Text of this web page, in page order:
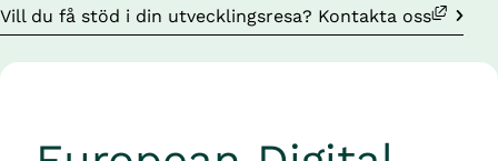
Vill du få stöd i din utvecklingsresa? Kontakta oss
Länk till annan webbplats, öppnas i nytt fönster.